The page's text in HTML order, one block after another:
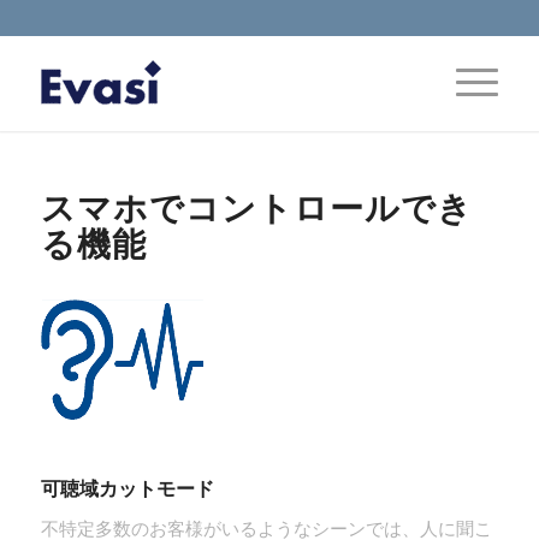
スマホでコントロールでき
る機能
可聴域カットモード
不特定多数のお客様がいるようなシーンでは、人に聞こ